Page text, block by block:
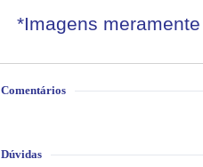
*Imagens
Comentários
Dúvidas